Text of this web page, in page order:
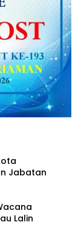
Jabatan
Lalin